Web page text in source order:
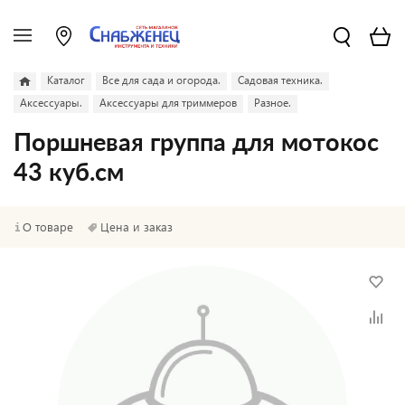
Каталог Все для сада и огорода.
Садовая техника.
Аксессуары.
Аксессуары для триммеров Разное.
Поршневая группа для мотокос
43 куб.см
О товаре Цена и заказ